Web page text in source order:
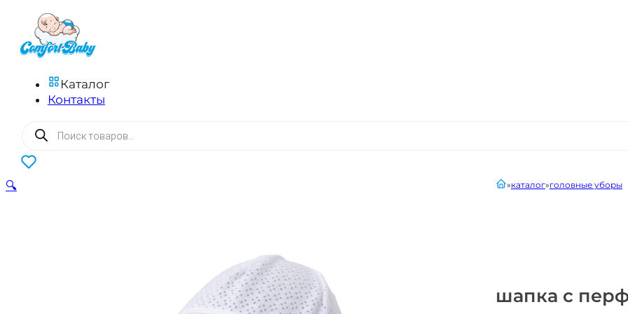
Каталог
Контакты
Поиск
товаров
0
шапка с
главнаякаталог головные уборы
🔍